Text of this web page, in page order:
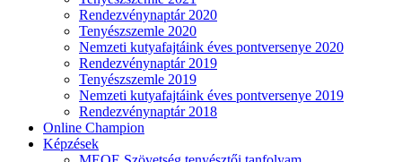
Rendezvénynaptár 2020
Tenyészszemle 2020
Nemzeti kutyafajtáink éves pontversenye 2020
Rendezvénynaptár 2019
Tenyészszemle 2019
Nemzeti kutyafajtáink éves pontversenye 2019
Rendezvénynaptár 2018
Online Champion
Képzések